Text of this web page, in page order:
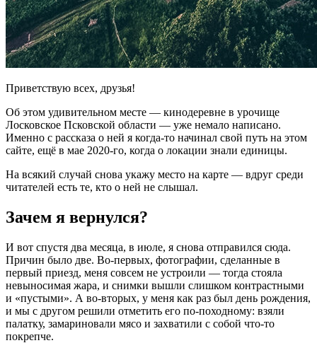
Приветствую всех, друзья!
Об этом удивительном месте — кинодеревне в урочище
Лосковское Псковской области — уже немало написано.
Именно с рассказа о ней я когда-то начинал свой путь на этом
сайте, ещё в мае 2020-го, когда о локации знали единицы.
На всякий случай снова укажу место на карте — вдруг среди
читателей есть те, кто о ней не слышал.
Зачем я вернулся?
И вот спустя два месяца, в июле, я снова отправился сюда.
Причин было две. Во-первых, фотографии, сделанные в
первый приезд, меня совсем не устроили — тогда стояла
невыносимая жара, и снимки вышли слишком контрастными
и «пустыми». А во-вторых, у меня как раз был день рождения,
и мы с другом решили отметить его по-походному: взяли
палатку, замариновали мясо и захватили с собой что-то
покрепче.